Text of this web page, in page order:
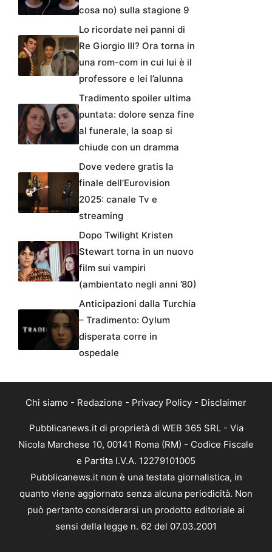
cosa no) sulla stagione 9
Lo ricordate nei panni di
Re Giorgio III? Ora torna in
una rom-com in cui lui è il
professore e lei l’alunna
Tradimento spoiler ultima
puntata: dolore senza fine
al funerale, la soap si
chiude con un dramma
Dove vedere gratis la
finale dell’Eurovision
2025: canale Tv e
streaming
Dopo Twilight Kristen
Stewart torna in un nuovo
film sui vampiri
(ambientato negli anni ’80)
Anticipazioni dalla Turchia
– Tradimento: Oylum
disperata corre in
ospedale
Chi siamo - Redazione - Privacy Policy - Disclaimer
Pubblicanews.it di proprietà di WEB 365 SRL - Via
Nicola Marchese 10, 00141 Roma (RM) - Codice Fiscale
e Partita I.V.A. 12279101005
Pubblicanews.it non è una testata giornalistica, in
quanto viene aggiornato senza alcuna periodicità. Non
può pertanto considerarsi un prodotto editoriale ai
sensi della legge n. 62 del 07.03.2001